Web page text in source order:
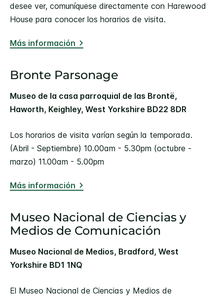
desee ver, comuníquese directamente con Harewood
House para conocer los horarios de visita.
Más información
Bronte Parsonage
Museo de la casa parroquial de las Brontë,
Haworth, Keighley, West Yorkshire BD22 8DR
Los horarios de visita varían según la temporada.
(Abril - Septiembre) 10.00am - 5.30pm (octubre -
marzo) 11.00am - 5.00pm
Más información
Museo Nacional de Ciencias y
Medios de Comunicación
Museo Nacional de Medios, Bradford, West
Yorkshire BD1 1NQ
El Museo Nacional de Ciencias y Medios de